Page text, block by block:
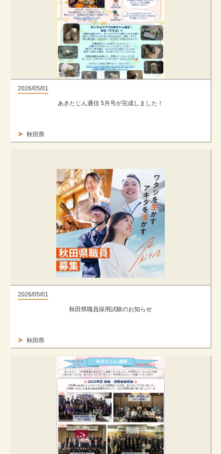
2026/05/01
秋田県
あきたじん通信 5月号が完成しました！
2026/05/01
秋田県
秋田県職員採用試験のお知らせ